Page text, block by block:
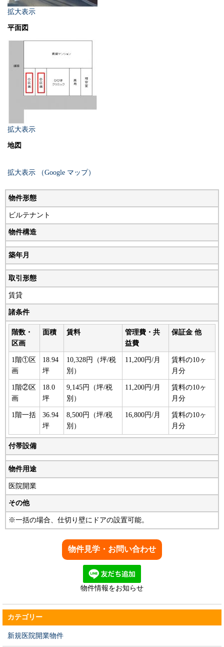
拡大表示
平面図
拡大表示
地図
拡大表示 （Google マップ）
物件形態
ビルテナント
物件構造
築年月
取引形態
賃貸
諸条件
階数・
区画
面積 賃料
管理費・共
益費
保証金 他
1階①区
画
18.94
坪
10,328円（坪/税
別）
11,200円/月
賃料の10ヶ
月分
1階②区
画
18.0
坪
9,145円（坪/税
別）
11,200円/月
賃料の10ヶ
月分
1階一括
36.94
坪
8,500円（坪/税
別）
16,800円/月
賃料の10ヶ
月分
付帯設備
物件用途
医院開業
その他
※一括の場合、仕切り壁にドアの設置可能。
物件情報をお知らせ
カテゴリー
新規医院開業物件